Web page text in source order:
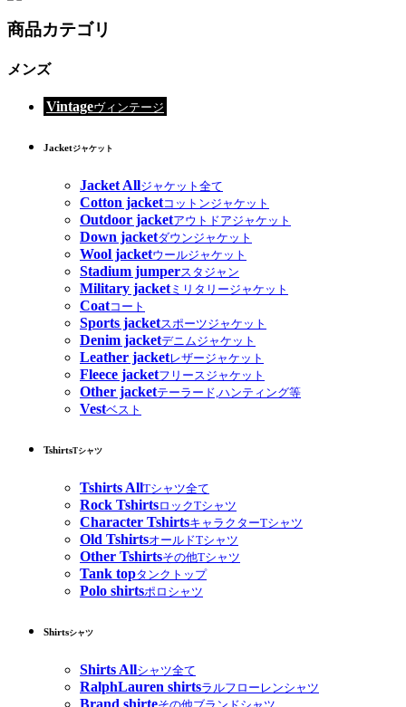
商品カテゴリ
メンズ
Vintageヴィンテージ
Jacketジャケット
Jacket Allジャケット全て
Cotton jacketコットンジャケット
Outdoor jacketアウトドアジャケット
Down jacketダウンジャケット
Wool jacketウールジャケット
Stadium jumperスタジャン
Military jacketミリタリージャケット
Coatコート
Sports jacketスポーツジャケット
Denim jacketデニムジャケット
Leather jacketレザージャケット
Fleece jacketフリースジャケット
Other jacketテーラード,ハンティング等
Vestベスト
TshirtsTシャツ
Tshirts AllTシャツ全て
Rock TshirtsロックTシャツ
Character TshirtsキャラクターTシャツ
Old TshirtsオールドTシャツ
Other Tshirtsその他Tシャツ
Tank topタンクトップ
Polo shirtsポロシャツ
Shirtsシャツ
Shirts Allシャツ全て
RalphLauren shirtsラルフローレンシャツ